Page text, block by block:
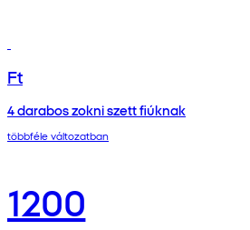
Ft
4 darabos zokni szett fiúknak
többféle változatban
1200